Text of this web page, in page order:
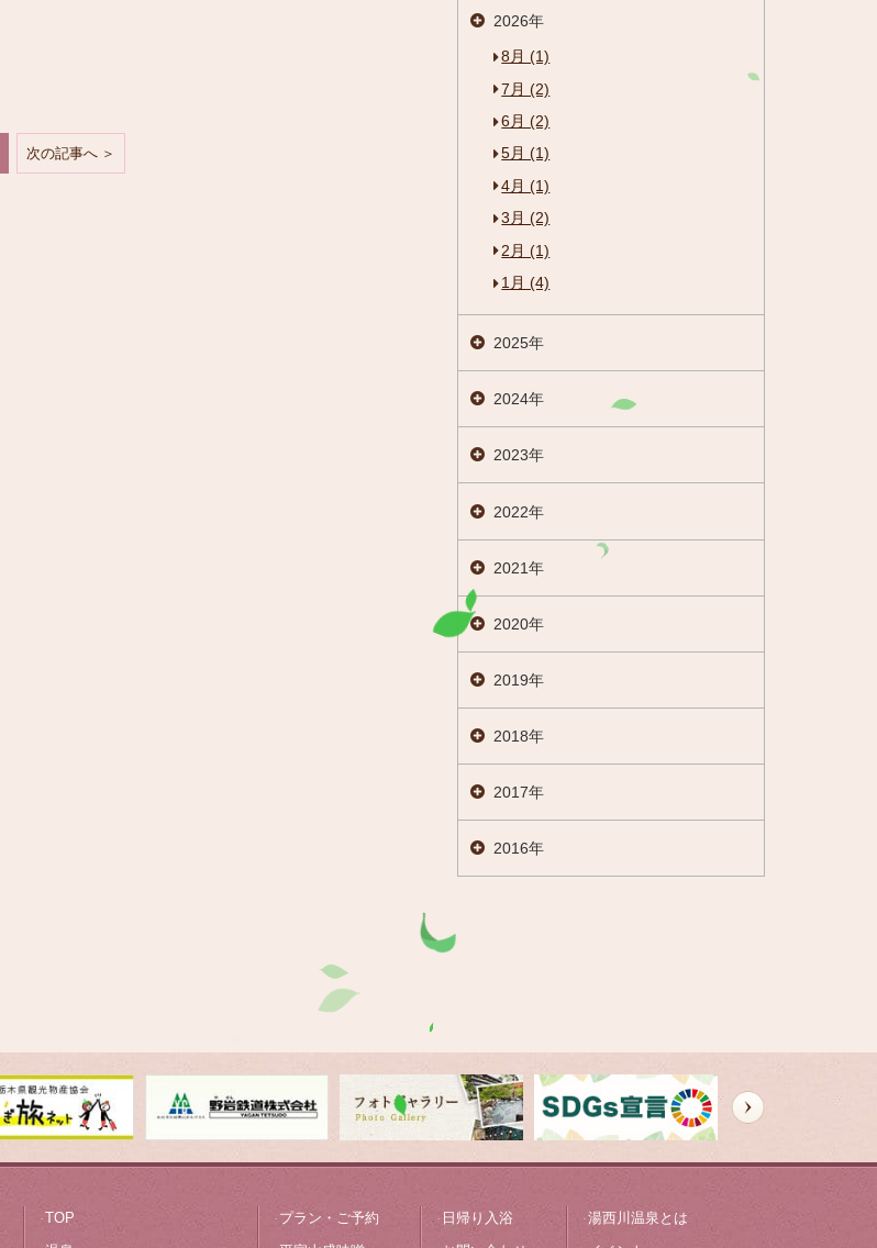
次の記事へ
2026年
8月 (1)
7月 (2)
6月 (2)
5月 (1)
4月 (1)
3月 (2)
2月 (1)
1月 (4)
2025年
2024年
2023年
2022年
2021年
2020年
2019年
2018年
2017年
2016年
TOP プラン・ご予約 日帰り入浴 湯西川温泉とは
オールインクルーシブ
観光案内
フォトギャラリー